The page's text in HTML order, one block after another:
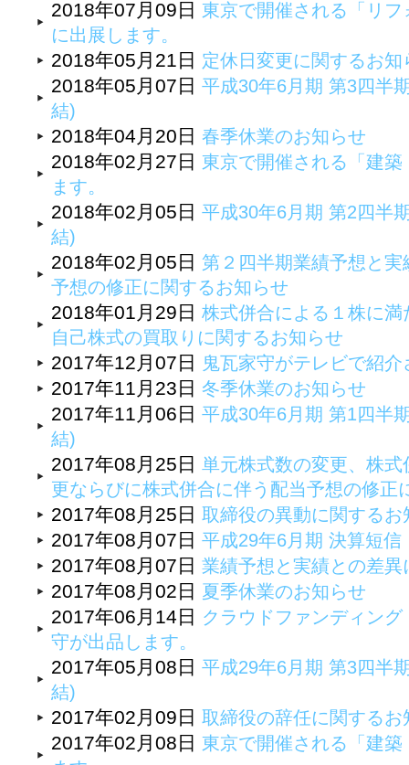
2018年07月09日 東京で開催される「リ
に出展します。
2018年05月21日 定休日変更に関するお知
2018年05月07日 平成30年6月期 第3四半
結)
2018年04月20日 春季休業のお知らせ
2018年02月27日 東京で開催される「建
ます。
2018年02月05日 平成30年6月期 第2四半
結)
2018年02月05日 第２四半期業績予想と
予想の修正に関するお知らせ
2018年01月29日 株式併合による１株に
自己株式の買取りに関するお知らせ
2017年12月07日
鬼瓦家守がテレビで紹介
2017年11月23日 冬季休業のお知らせ
2017年11月06日 平成30年6月期 第1四半
結)
2017年08月25日 単元株式数の変更、株
更ならびに株式併合に伴う配当予想の修正
2017年08月25日 取締役の異動に関するお
2017年08月07日 平成29年6月期 決算短
2017年08月07日 業績予想と実績との差
2017年08月02日 夏季休業のお知らせ
2017年06月14日 クラウドファンディン
守が出品します。
2017年05月08日 平成29年6月期 第3四半
結)
2017年02月09日 取締役の辞任に関するお
2017年02月08日 東京で開催される「建